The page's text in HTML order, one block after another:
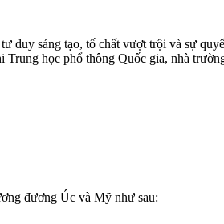
sáng tạo, tố chất vượt trội và sự
học phổ thông Quốc gia, nhà
đương Úc và Mỹ như sau: